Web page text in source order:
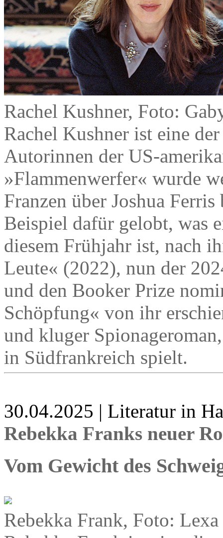
Rachel Kushner, Foto:
Rachel Kushner ist eine
Autorinnen der US-
»Flammenwerfer« wurde
Franzen über Joshua
Beispiel dafür gelobt, was
diesem Frühjahr ist, nach
Leute« (2022), nun der
und den Booker Prize
Schöpfung« von ihr
und kluger
in Südfrankreich spielt.
30.04.2025 | Literatur in
Rebekka Franks neuer
Vom Gewicht des
Rebekka Frank, Foto: Lexa